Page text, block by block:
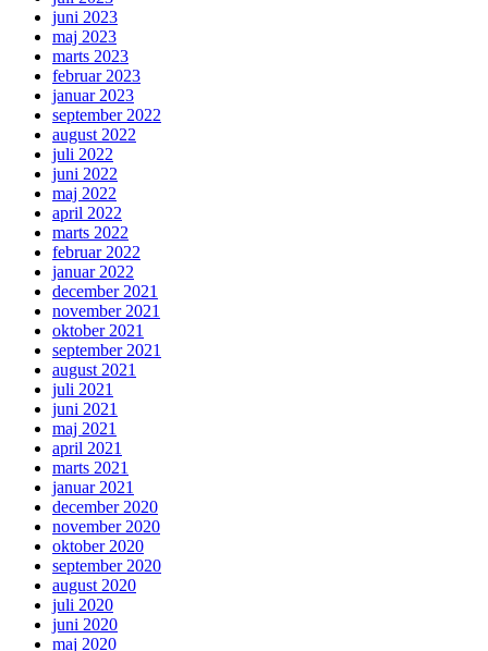
juni 2023
maj 2023
marts 2023
februar 2023
januar 2023
september 2022
august 2022
juli 2022
juni 2022
maj 2022
april 2022
marts 2022
februar 2022
januar 2022
december 2021
november 2021
oktober 2021
september 2021
august 2021
juli 2021
juni 2021
maj 2021
april 2021
marts 2021
januar 2021
december 2020
november 2020
oktober 2020
september 2020
august 2020
juli 2020
juni 2020
maj 2020